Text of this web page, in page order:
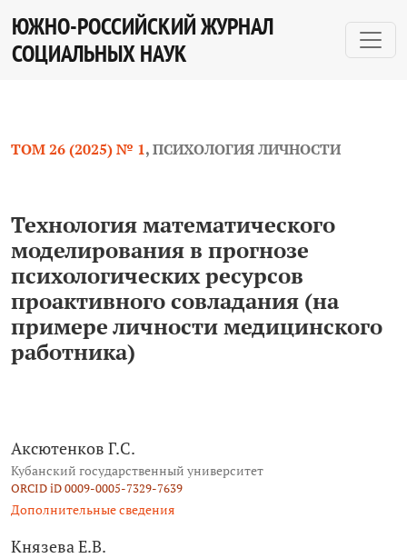
Технология математического моделирования в
ЮЖНО-РОССИЙСКИЙ ЖУРНАЛ
СОЦИАЛЬНЫХ НАУК
ТОМ 26 (2025) № 1,ПСИХОЛОГИЯ ЛИЧНОСТИ
Технология математического
моделирования в прогнозе
психологических ресурсов
проактивного совладания (на
примере личности медицинского
работника)
Аксютенков Г.С.
Кубанский государственный университет
ORCID iD 0009-0005-7329-7639
Дополнительные сведения
Князева Е.В.